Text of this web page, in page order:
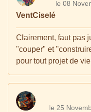
VentCiselé
le 08
Clairement, faut pas
"couper" et
pour tout projet de
le 25